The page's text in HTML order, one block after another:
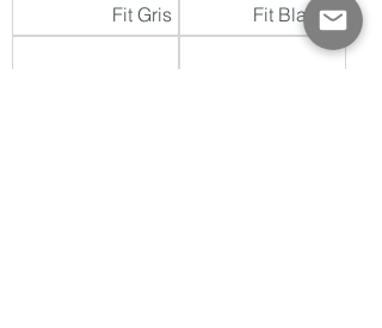
Fit Gris
Fit Blanco